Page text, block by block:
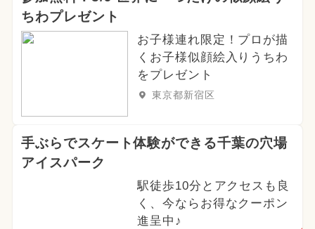
ちわプレゼント
お子様連れ限定！プロが描
くお子様似顔絵入りうちわ
をプレゼント
東京都新宿区
手ぶらでスケート体験ができる千葉の穴場
アイスパーク
駅徒歩10分とアクセスも良
く、今ならお得なクーポン
進呈中♪